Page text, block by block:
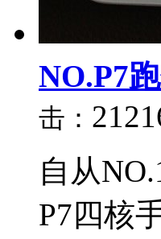
NO.P7
击：
自从
P7四核